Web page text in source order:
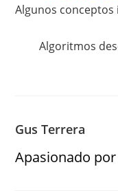
Algunos conceptos
Algoritmos
Gus Terrera
Apasionado